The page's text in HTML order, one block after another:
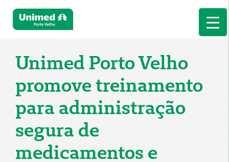
Unimed Porto Velho
promove treinamento
para administração
segura de
medicamentos e